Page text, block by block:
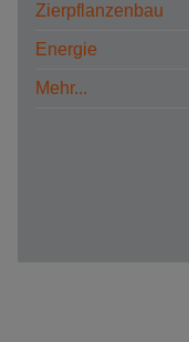
Zierpflanzenbau
Energie
Mehr...